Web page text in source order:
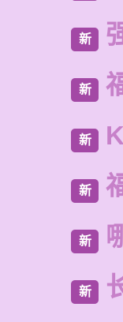
新
新
新
新
新
新